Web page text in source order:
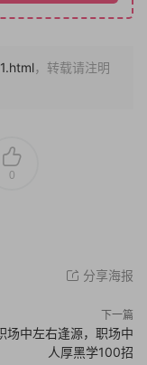
，转载请注明
0
分享海报
下一篇
场中左右逢源，职场中
人厚黑学100招